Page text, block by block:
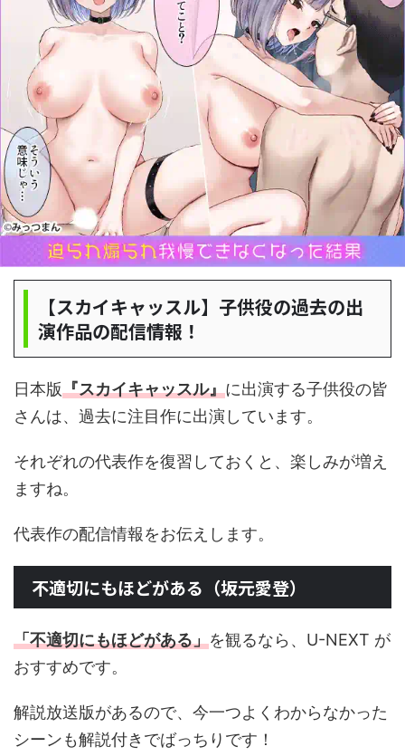
【スカイキャッスル】子供役の過去の出
演作品の配信情報！
日本版『スカイキャッスル』に出演する子供役の皆
さんは、過去に注目作に出演しています。
それぞれの代表作を復習しておくと、楽しみが増え
ますね。
代表作の配信情報をお伝えします。
不適切にもほどがある（坂元愛登）
「不適切にもほどがある」を観るなら、U-NEXT が
おすすめです。
解説放送版があるので、今一つよくわからなかった
シーンも解説付きでばっちりです！